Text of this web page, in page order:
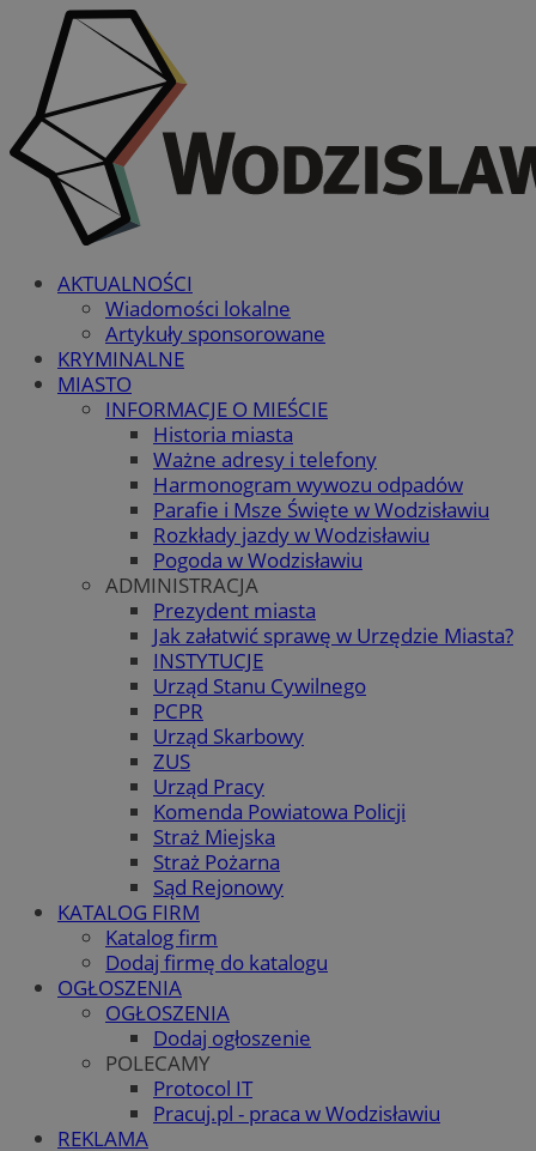
AKTUALNOŚCI
Wiadomości lokalne
Artykuły sponsorowane
KRYMINALNE
MIASTO
INFORMACJE O MIEŚCIE
Historia miasta
Ważne adresy i telefony
Harmonogram wywozu odpadów
Parafie i Msze Święte w Wodzisławiu
Rozkłady jazdy w Wodzisławiu
Pogoda w Wodzisławiu
ADMINISTRACJA
Prezydent miasta
Jak załatwić sprawę w Urzędzie Miasta?
INSTYTUCJE
Urząd Stanu Cywilnego
PCPR
Urząd Skarbowy
ZUS
Urząd Pracy
Komenda Powiatowa Policji
Straż Miejska
Straż Pożarna
Sąd Rejonowy
KATALOG FIRM
Katalog firm
Dodaj firmę do katalogu
OGŁOSZENIA
OGŁOSZENIA
Dodaj ogłoszenie
POLECAMY
Protocol IT
Pracuj.pl - praca w Wodzisławiu
REKLAMA